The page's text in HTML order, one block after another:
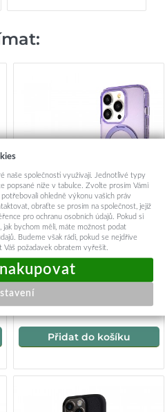
Guess Ring Stand Script
Glitter MagSafe iPhone 15
Pro fialová
649,-
Skladem k objednání
Přidat do košíku
naše společnosti využívají. Jednotlivé typy
popsané níže v tabulce. Zvolte prosím Vámi
ohledně výkonu vašich práv
obraťte se prosím na společnost, jejíž
pro ochranu osobních údajů. Pokud si
jak bychom měli, máte možnost podat
Budeme však rádi, pokud se nejdříve
požadavek obratem vyřešit.